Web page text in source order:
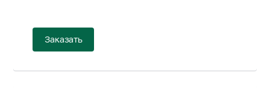
Заказать